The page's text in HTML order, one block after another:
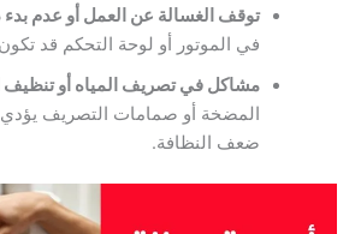
توقف الغسالة عن العمل أو عدم بدء
في الموتور أو لوحة التحكم قد
مشاكل في تصريف المياه أو تنظيف
المضخة أو صمامات التصريف يؤدي
ضعف النظافة.